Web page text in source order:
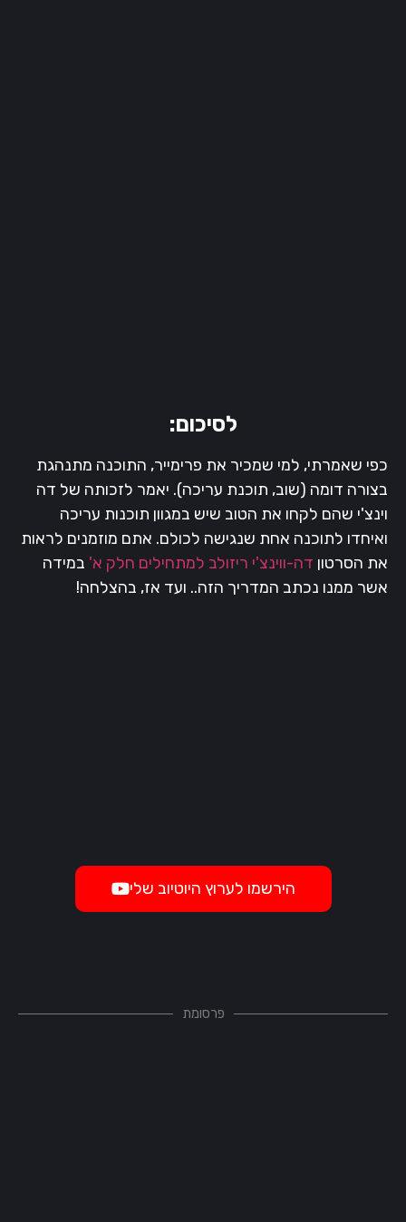
לסיכום:
כפי שאמרתי, למי שמכיר את פרימייר, התוכנה מתנהגת
בצורה דומה (שוב, תוכנת עריכה). יאמר לזכותה של דה
וינצ'י שהם לקחו את הטוב שיש במגוון תוכנות עריכה
ואיחדו לתוכנה אחת שנגישה לכולם. אתם מוזמנים לראות
את הסרטון דה-ווינצ'י ריזולב למתחילים חלק א' במידה
אשר ממנו נכתב המדריך הזה.. ועד אז, בהצלחה!
הירשמו לערוץ היוטיוב שלי
פרסומת